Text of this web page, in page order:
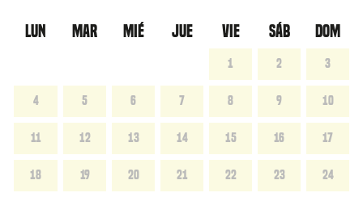
LUN MAR MIÉ JUE VIE SÁB DOM
1 2 3
4 5 6 7 8 9 10
11 12 13 14 15 16 17
18 19 20 21 22 23 24